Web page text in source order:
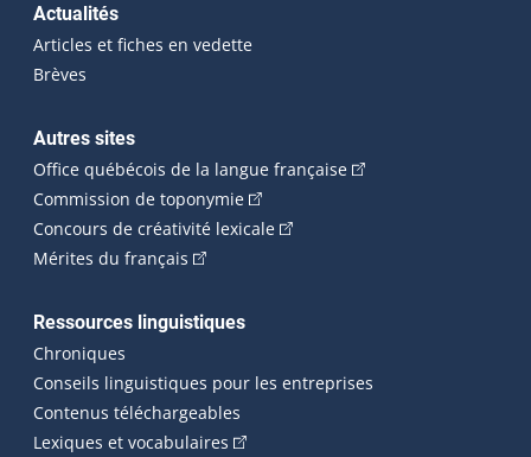
Actualités
Articles et fiches en vedette
Brèves
Autres sites
Office québécois de la langue française(Cet hyperlien
Commission de toponymie(Cet hyperlien externe s'ouvrira
Concours de créativité lexicale(Cet hyperlien externe
Mérites du français (Cet hyperlien externe s'ouvrira dans une
Ressources linguistiques
Chroniques
Conseils linguistiques pour les entreprises
Contenus téléchargeables
Lexiques et vocabulaires (Cet hyperlien externe s'ouvrira